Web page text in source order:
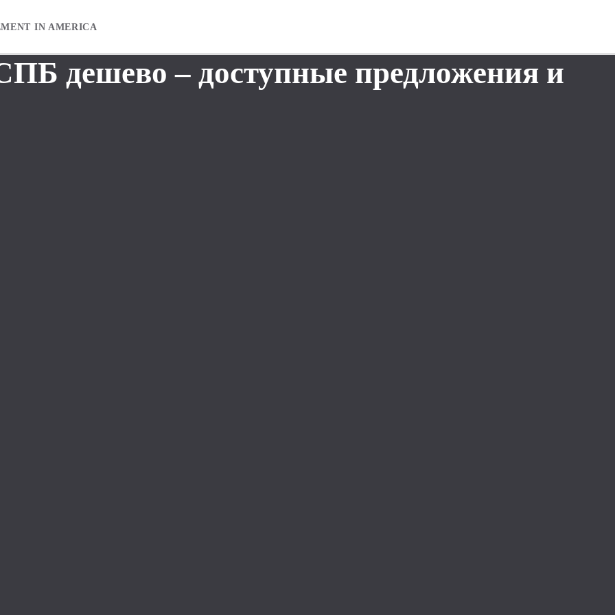
IN AMERICA
дешево – доступные предложения и